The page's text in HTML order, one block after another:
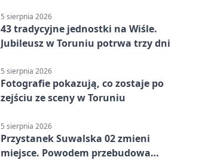
5 sierpnia 2026
43 tradycyjne jednostki na Wiśle.
Jubileusz w Toruniu potrwa trzy dni
5 sierpnia 2026
Fotografie pokazują, co zostaje po
zejściu ze sceny w Toruniu
5 sierpnia 2026
Przystanek Suwalska 02 zmieni
miejsce. Powodem przebudowa